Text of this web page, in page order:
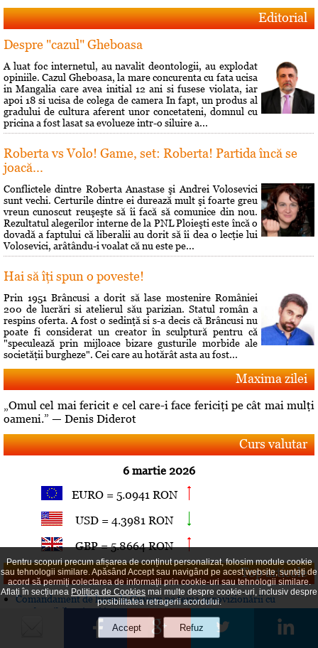
Editorial
Despre "cazul" Gheboasa
A luat foc internetul, au navalit deontologii, au explodat
opiniile. Cazul Gheboasa, la mare concurenta cu fata ucisa
in Mangalia care avea initial 12 ani si fusese violata, iar
apoi 18 si ucisa de colega de camera In fapt, un produs al
gradului de cultura aferent unor concetateni, domnul cu
pricina a fost lasat sa evolueze intr-o siluire a...
Roberta vs Volo! Game, set: Roberta! Partida încă se
joacă...
Conflictele dintre Roberta Anastase şi Andrei Volosevici
sunt vechi. Certurile dintre ei durează mult şi foarte greu
vreun cunoscut reuşeşte să îi facă să comunice din nou.
Rezultatul alegerilor interne de la PNL Ploieşti este încă o
dovadă a faptului că liberalii au dorit să îi dea o lecţie lui
Volosevici, arâtându-i voalat că nu este pe...
Hai să îţi spun o poveste!
Prin 1951 Brâncusi a dorit să lase mostenire României
200 de lucrări si atelierul său parizian. Statul român a
respins oferta. A fost o sedinţă si s-a decis că Brâncusi nu
poate fi considerat un creator în sculptură pentru că
"speculează prin mijloace bizare gusturile morbide ale
societăţii burgheze". Cei care au hotărât asta au fost...
Maxima zilei
„Omul cel mai fericit e cel care-i face fericiţi pe cât mai mulţi
oameni.” — Denis Diderot
Curs valutar
6 martie 2026
EURO = 5.0941 RON
USD = 4.3981 RON
GBP = 5.8664 RON
Top articole
Comandament de lucru la Guvern pe tema aprovizionării cu
combustibil a pieţei interne
Publicat la data de 31 iulie 2026
Pentru scopuri precum afișarea de conținut personalizat, folosim module cookie
sau tehnologii similare. Apăsând Accept sau navigând pe acest website, sunteți de
acord să permiți colectarea de informații prin cookie-uri sau tehnologii similare.
Aflați în secțiunea Politica de Cookies mai multe despre cookie-uri, inclusiv despre
posibilitatea retragerii acordului.